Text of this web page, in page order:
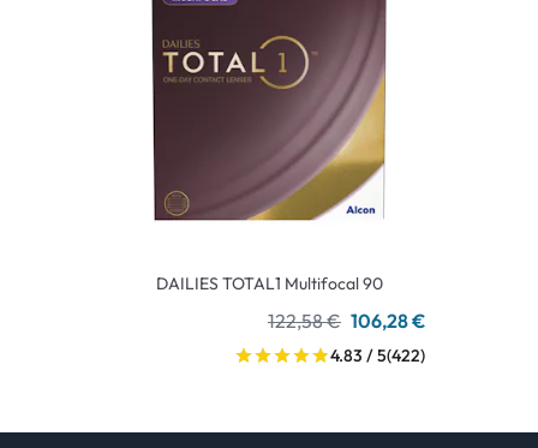
DAILIES TOTAL1 Multifocal 90
122,58 € 106,28 €
4.83 / 5(422)